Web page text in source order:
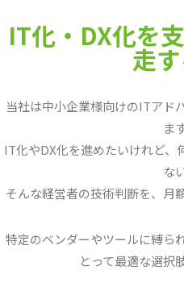
IT化・DX化を
走す
当社は中小企業様向けのITアド
ま
IT化やDX化を進めたいけれど、
な
そんな経営者の技術判断を、月
特定のベンダーやツールに縛ら
とって最適な選択